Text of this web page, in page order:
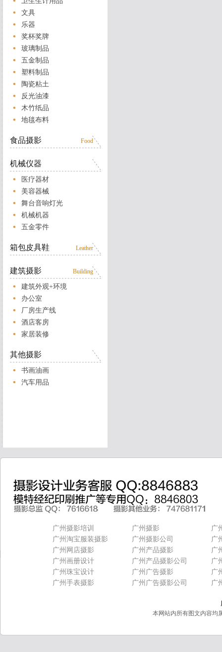
文具
乐器
奖杯奖牌
玻璃制品
五金制品
塑料制品
陶瓷粘土
反光油漆
木竹纸品
地毯布料
食品摄影 Food
机械仪器
医疗器材
美容器械
舞台音响灯光
机械机器
五金零件
箱包皮具鞋 Leather
建筑摄影 Building
建筑外观+环境
办公室
厂房生产线
酒店客房
家居装修
其他摄影
书画油画
汽车用品
广州摄影培训 广州摄影
广
广州淘宝服装摄影
广州摄影公司
广
广州网店摄影
广州产品摄影
广
广州画册设计
广州产品摄影公司
广
广州珠宝设计
广州广告摄影
广
广州手表摄影
广州广告摄影公司 广
本网站内所有图文内容